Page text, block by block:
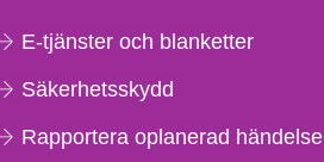
E-tjänster och blanketter
Säkerhetsskydd
Rapportera oplanerad händelse